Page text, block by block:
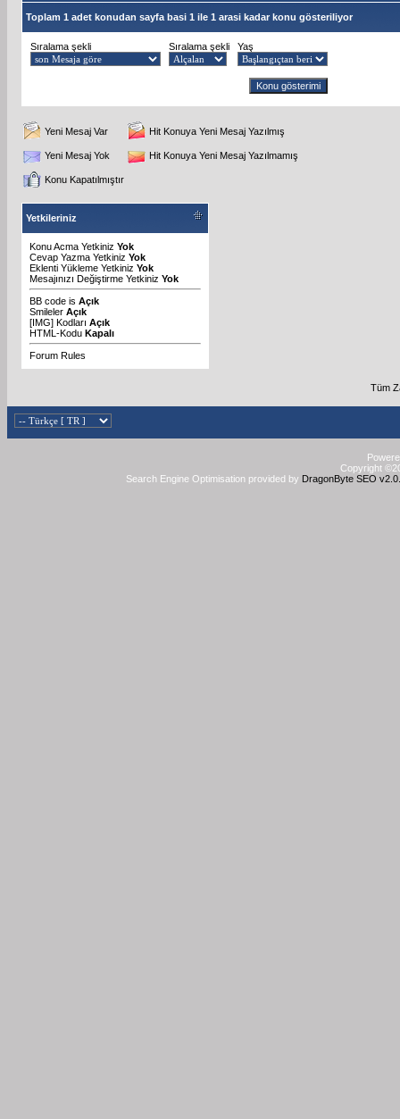
Toplam 1 adet konudan sayfa basi 1 ile 1 arasi kadar konu gösteriliyor
Sıralama şekli Sıralama şekli Yaş
Yeni Mesaj Var Hit Konuya Yeni Mesaj Yazılmış
Yeni Mesaj Yok Hit Konuya Yeni Mesaj Yazılmamış
Konu Kapatılmıştır
Yetkileriniz
Konu Acma Yetkiniz Yok
Cevap Yazma Yetkiniz Yok
Eklenti Yükleme Yetkiniz Yok
Mesajınızı Değiştirme Yetkiniz Yok
BB code is Açık
Smileler Açık
[IMG] Kodları Açık
HTML-Kodu Kapalı
Forum Rules
Tüm
Copyright
Search Engine Optimisation provided by DragonByte SEO